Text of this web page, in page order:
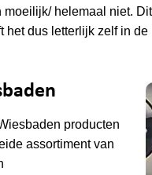
helemaal niet.
het dus letterlijk zelf in de
producten
assortiment van